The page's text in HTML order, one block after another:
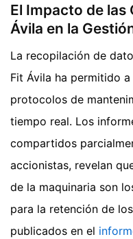
El Impacto de las
Ávila en la
La recopilación de
Fit Ávila ha permitido
protocolos de
tiempo real. Los
compartidos
accionistas, revelan
de la maquinaria son
para la retención de
publicados en el